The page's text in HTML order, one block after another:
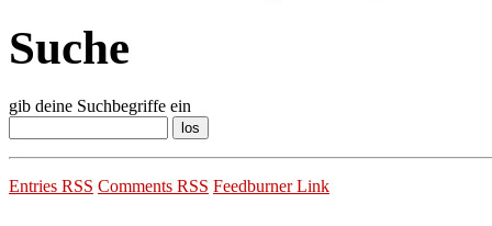
Suche
gib deine Suchbegriffe ein
Entries RSS Comments RSS Feedburner Link